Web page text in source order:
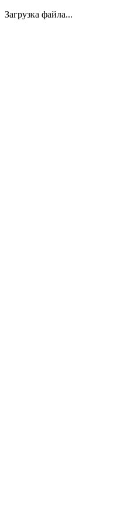
Загрузка файла...